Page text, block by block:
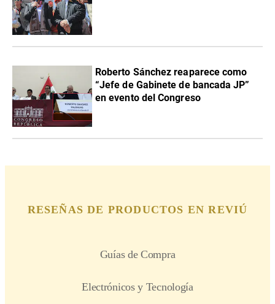
Roberto Sánchez reaparece como
“Jefe de Gabinete de bancada JP”
en evento del Congreso